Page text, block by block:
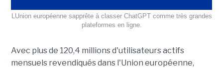
LUnion européenne sapprête à classer ChatGPT comme très grandes
plateformes en ligne.
Avec plus de 120,4 millions d'utilisateurs actifs
mensuels revendiqués dans l'Union européenne,